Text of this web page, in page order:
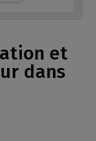
et
dans